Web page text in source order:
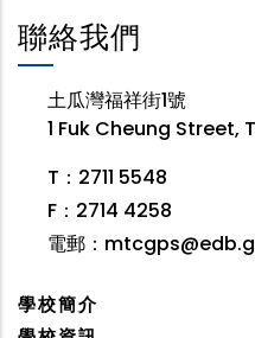
聯絡我們
土瓜灣福祥街1號
1 Fuk Cheung Street,
T：2711 5548
F：2714 4258
電郵：
學校簡介